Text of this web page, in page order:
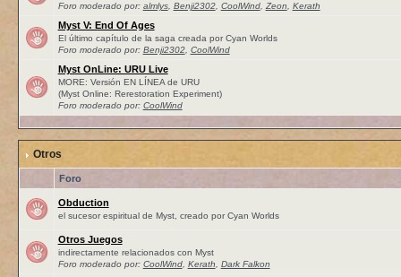
Foro moderado por: almlys, Benji2302, CoolWind, Zeon Kerath
Myst V: End Of Ages
El último capítulo de la saga creada por Cyan Worlds
Foro moderado por: Benji2302, CoolWind
Myst OnLine: URU Live
MORE: Versión EN LÍNEA de URU
(Myst Online: Rerestoration Experiment)
Foro moderado por: CoolWind
Otros
Foro
Obduction
el sucesor espiritual de Myst, creado por Cyan Worlds
Otros Juegos
indirectamente relacionados con Myst
Foro moderado por: CoolWind, Kerath Dark Falkon